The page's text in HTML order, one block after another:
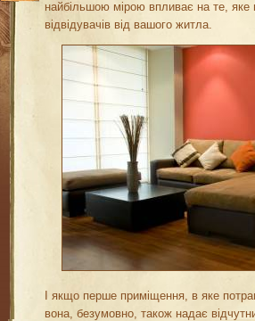
найбільшою мірою впливає на те,
відвідувачів від вашого житла.
І якщо перше приміщення, в яке
вона, безумовно, також надає